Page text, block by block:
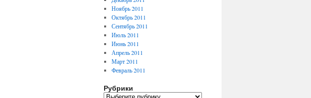
Ноябрь 2011
Октябрь 2011
Сентябрь 2011
Июль 2011
Июнь 2011
Апрель 2011
Март 2011
Февраль 2011
Рубрики